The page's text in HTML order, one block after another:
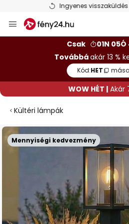
Ingyenes
Ugrás
a
Csak
01N 05Ó
Továbbáakár 13 %
Kód:HET
WOW HÉT | Akár
Kültéri lámpák
Mennyiségi kedvezmény
Ugrás